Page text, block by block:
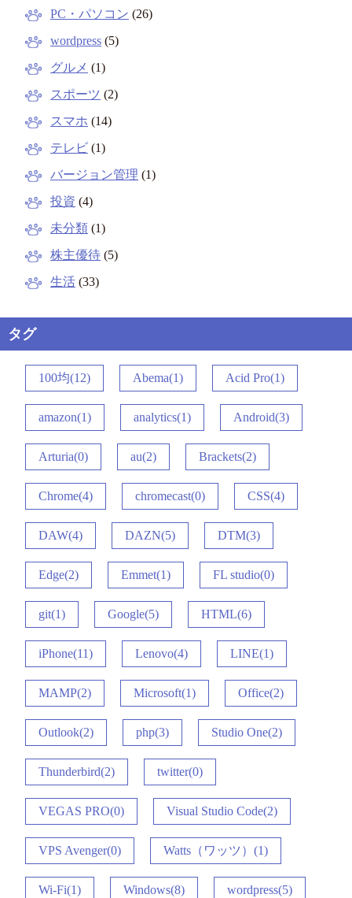
PC・パソコン (26)
wordpress (5)
グルメ (1)
スポーツ (2)
スマホ (14)
テレビ (1)
バージョン管理 (1)
投資 (4)
未分類 (1)
株主優待 (5)
生活 (33)
タグ
100均(12) Abema(1) Acid Pro(1)
amazon(1) analytics(1) Android(3)
Arturia(0) au(2) Brackets(2)
Chrome(4) chromecast(0) CSS(4)
DAW(4) DAZN(5) DTM(3)
Edge(2) Emmet(1) FL studio(0)
git(1) Google(5) HTML(6)
iPhone(11) Lenovo(4) LINE(1)
MAMP(2) Microsoft(1) Office(2)
Outlook(2) php(3) Studio One(2)
Thunderbird(2) twitter(0)
VEGAS PRO(0) Visual Studio Code(2)
VPS Avenger(0) Watts（ワッツ）(1)
Wi-Fi(1) Windows(8) wordpress(5)